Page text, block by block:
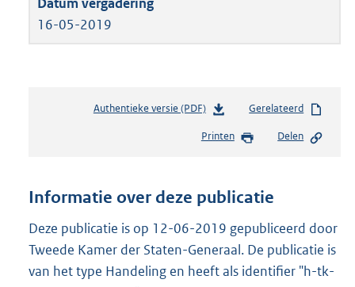
16-05-2019
Authentieke versie (PDF)b
s
n
s
r
o
Gerelateerd
Printen Delen
Informatie over deze publicatie
Deze publicatie is op 12-06-2019 gepubliceerd door
Tweede Kamer der Staten-Generaal. De publicatie is
van het type Handeling en heeft als identifier "h-tk-